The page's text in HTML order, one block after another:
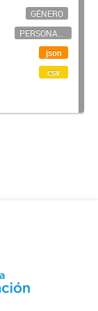
GÉNERO
PERSONAL CIENTÍFICO-TECNOLÓGICO
json
csv